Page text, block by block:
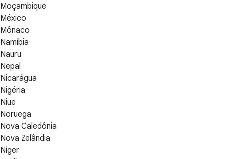
Moçambique
México
Mônaco
Namíbia
Nauru
Nepal
Nicarágua
Nigéria
Niue
Noruega
Nova Caledônia
Nova Zelândia
Níger